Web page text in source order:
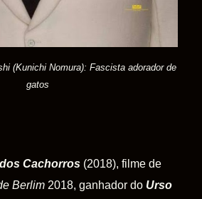
(Kunichi Nomura): Fascista adorador de
gatos
Cachorros (2018), filme de
Berlim 2018, ganhador do Urso